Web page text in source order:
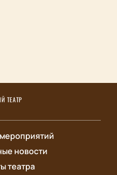
ТЕАТР
новости
театра